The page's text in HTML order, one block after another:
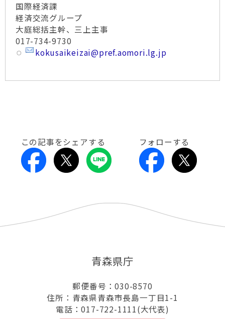
国際経済課
経済交流グループ
大庭総括主幹、三上主事
017-734-9730
kokusaikeizai@pref.aomori.lg.jp
この記事をシェアする フォローする
青森県庁
郵便番号：030-8570
住所：青森県青森市長島一丁目1-1
電話：017-722-1111(大代表)